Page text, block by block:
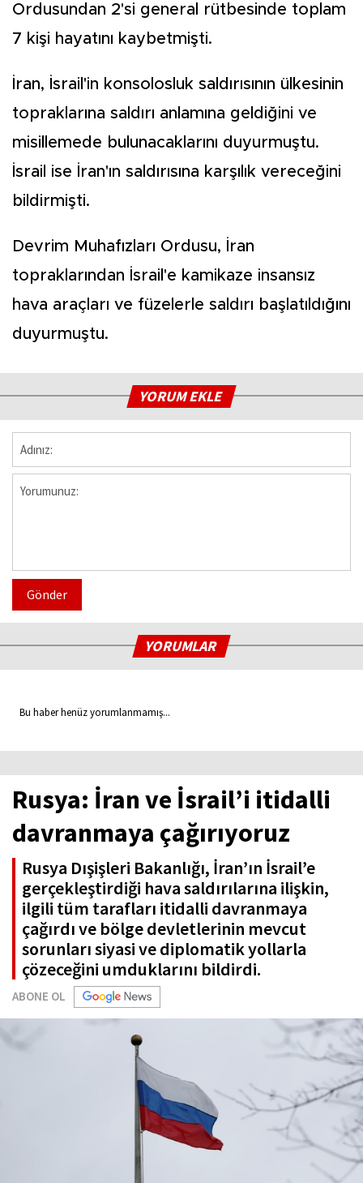
Ordusundan 2'si general rütbesinde toplam
7 kişi hayatını kaybetmişti.
İran, İsrail'in konsolosluk saldırısının ülkesinin
topraklarına saldırı anlamına geldiğini ve
misillemede bulunacaklarını duyurmuştu.
İsrail ise İran'ın saldırısına karşılık vereceğini
bildirmişti.
Devrim Muhafızları Ordusu, İran
topraklarından İsrail'e kamikaze insansız
hava araçları ve füzelerle saldırı başlatıldığını
duyurmuştu.
YORUM EKLE
Gönder
YORUMLAR
Bu haber henüz yorumlanmamış...
Rusya: İran ve İsrail’i itidalli
davranmaya çağırıyoruz
Rusya Dışişleri Bakanlığı, İran’ın İsrail’e
gerçekleştirdiği hava saldırılarına ilişkin,
ilgili tüm tarafları itidalli davranmaya
çağırdı ve bölge devletlerinin mevcut
sorunları siyasi ve diplomatik yollarla
çözeceğini umduklarını bildirdi.
ABONE OL